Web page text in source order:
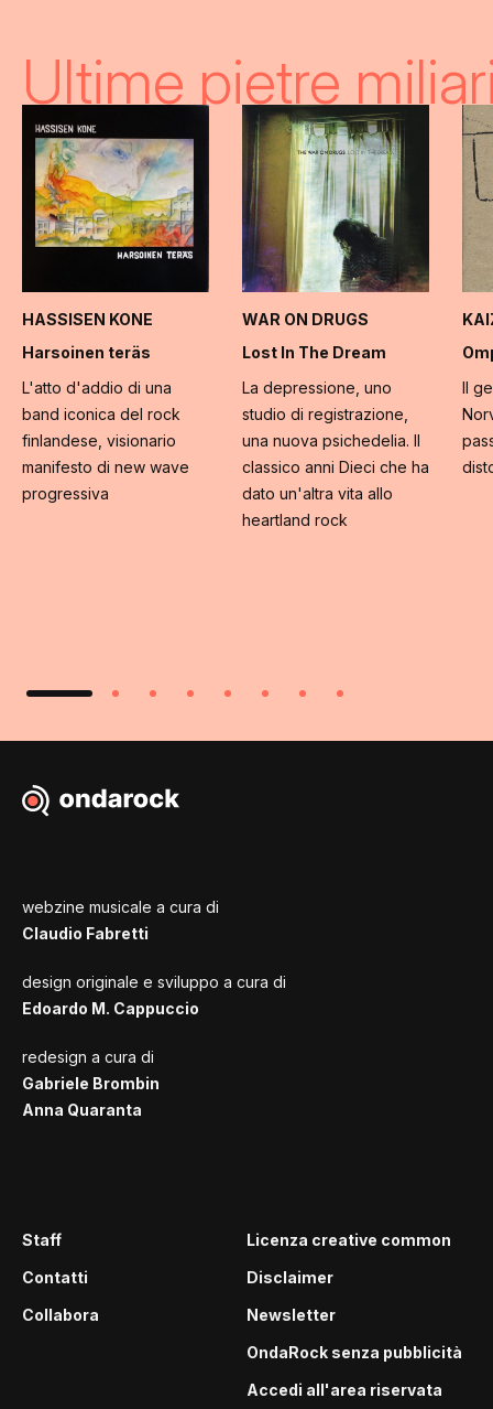
Ultime pietre
HASSISEN KONE
Harsoinen teräs
L'atto d'addio di una
band iconica del rock
finlandese, visionario
manifesto di new wave
progressiva
WAR ON DRUGS
Lost In The Dream
La depressione, uno
studio di registrazione,
una nuova psichedelia. Il
classico anni Dieci che ha
dato un'altra vita allo
heartland rock
Il
webzine musicale a cura di
Claudio Fabretti
design originale e sviluppo a cura di
Edoardo M. Cappuccio
redesign a cura di
Gabriele Brombin
Anna Quaranta
Staff
Contatti
Collabora
Licenza creative common
Disclaimer
Newsletter
OndaRock senza pubblicità
Accedi all'area riservata